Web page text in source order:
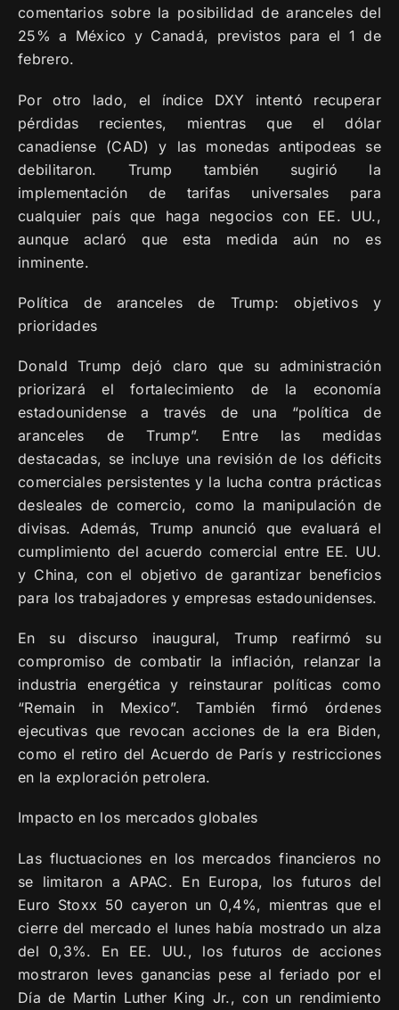
comentarios sobre la posibilidad de aranceles del
25% a México y Canadá, previstos para el 1 de
febrero.
Por otro lado, el índice DXY intentó recuperar
pérdidas recientes, mientras que el dólar
canadiense (CAD) y las monedas antipodeas se
debilitaron. Trump también sugirió la
implementación de tarifas universales para
cualquier país que haga negocios con EE. UU.,
aunque aclaró que esta medida aún no es
inminente.
Política de aranceles de Trump: objetivos y
prioridades
Donald Trump dejó claro que su administración
priorizará el fortalecimiento de la economía
estadounidense a través de una “política de
aranceles de Trump”. Entre las medidas
destacadas, se incluye una revisión de los déficits
comerciales persistentes y la lucha contra prácticas
desleales de comercio, como la manipulación de
divisas. Además, Trump anunció que evaluará el
cumplimiento del acuerdo comercial entre EE. UU.
y China, con el objetivo de garantizar beneficios
para los trabajadores y empresas estadounidenses.
En su discurso inaugural, Trump reafirmó su
compromiso de combatir la inflación, relanzar la
industria energética y reinstaurar políticas como
“Remain in Mexico”. También firmó órdenes
ejecutivas que revocan acciones de la era Biden,
como el retiro del Acuerdo de París y restricciones
en la exploración petrolera.
Impacto en los mercados globales
Las fluctuaciones en los mercados financieros no
se limitaron a APAC. En Europa, los futuros del
Euro Stoxx 50 cayeron un 0,4%, mientras que el
cierre del mercado el lunes había mostrado un alza
del 0,3%. En EE. UU., los futuros de acciones
mostraron leves ganancias pese al feriado por el
Día de Martin Luther King Jr., con un rendimiento